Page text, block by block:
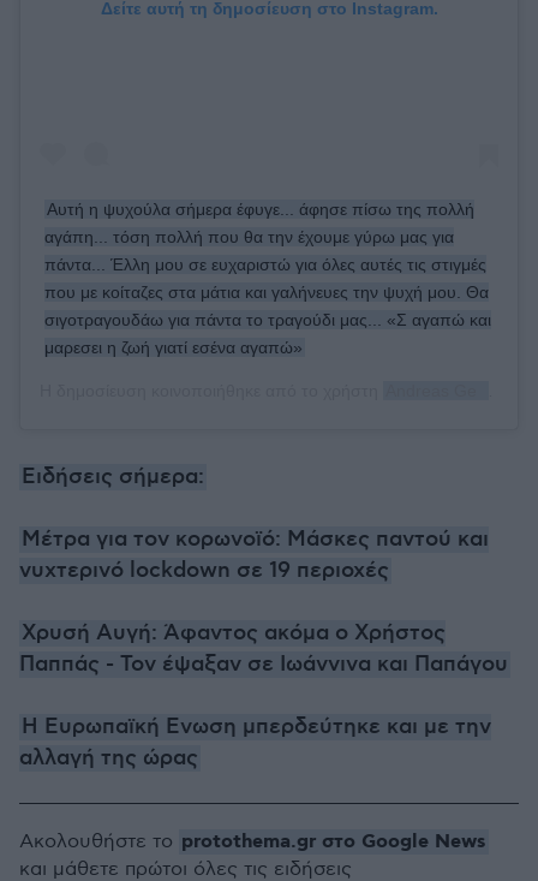
Δείτε αυτή τη δημοσίευση στο Instagram.
Αυτή η ψυχούλα σήμερα έφυγε... άφησε πίσω της πολλή
αγάπη... τόση πολλή που θα την έχουμε γύρω μας για
πάντα... Έλλη μου σε ευχαριστώ για όλες αυτές τις στιγμές
που με κοίταζες στα μάτια και γαλήνευες την ψυχή μου. Θα
σιγοτραγουδάω για πάντα το τραγούδι μας... «Σ αγαπώ και
μαρεσει η ζωή γιατί εσένα αγαπώ»
Ειδήσεις σήμερα:
Μέτρα για τον κορωνοϊό: Μάσκες παντού και
νυχτερινό lockdown σε 19 περιοχές
Χρυσή Αυγή: Άφαντος ακόμα ο Χρήστος
Παππάς - Τον έψαξαν σε Ιωάννινα και Παπάγου
H Eυρωπαϊκή Ενωση μπερδεύτηκε και με την
αλλαγή της ώρας
Ακολουθήστε το protothema.gr στο Google News
και μάθετε πρώτοι όλες τις ειδήσεις